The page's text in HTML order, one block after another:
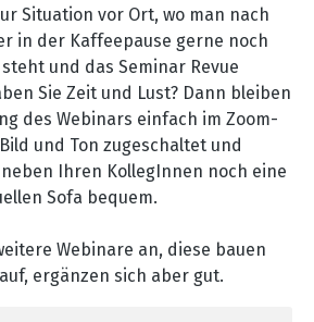
Situation vor Ort, wo man nach
in der Kaffeepause gerne noch
und das Seminar Revue
Sie Zeit und Lust? Dann bleiben
des Webinars einfach im Zoom-
und Ton zugeschaltet und
Ihren KollegInnen noch eine
Sofa bequem.
Webinare an, diese bauen
ergänzen sich aber gut.